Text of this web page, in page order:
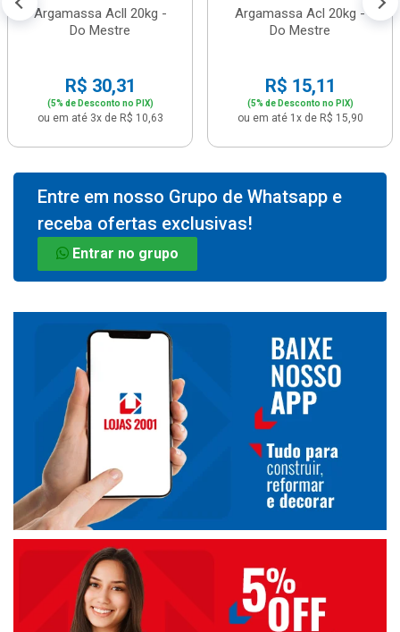
Argamassa Acll 20kg -
Do Mestre
R$ 30,31
(5% de Desconto no PIX)
ou em até 3x de R$ 10,63
Argamassa Acl 20kg -
Do Mestre
R$ 15,11
(5% de Desconto no PIX)
ou em até 1x de R$ 15,90
Entre em nosso Grupo de Whatsapp e
receba ofertas exclusivas!
Entrar no grupo